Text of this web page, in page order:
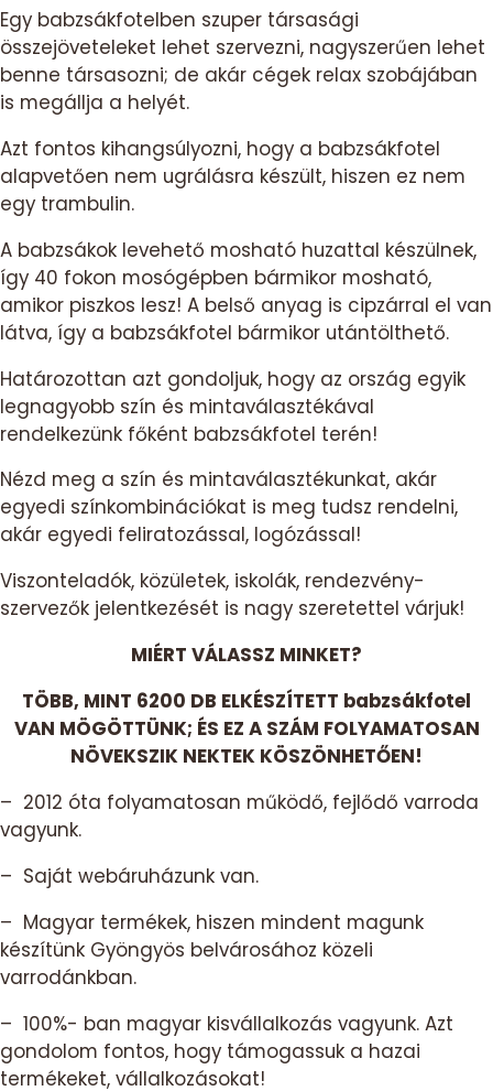
Egy babzsákfotelben szuper társasági
összejöveteleket lehet szervezni, nagyszerűen lehet
benne társasozni; de akár cégek relax szobájában
is megállja a helyét.
Azt fontos kihangsúlyozni, hogy a babzsákfotel
alapvetően nem ugrálásra készült, hiszen ez nem
egy trambulin.
A babzsákok levehető mosható huzattal készülnek,
így 40 fokon mosógépben bármikor mosható,
amikor piszkos lesz! A belső anyag is cipzárral el van
látva, így a babzsákfotel bármikor utántölthető.
Határozottan azt gondoljuk, hogy az ország egyik
legnagyobb szín és mintaválasztékával
rendelkezünk főként babzsákfotel terén!
Nézd meg a szín és mintaválasztékunkat, akár
egyedi színkombinációkat is meg tudsz rendelni,
akár egyedi feliratozással, logózással!
Viszonteladók, közületek, iskolák, rendezvény-
szervezők jelentkezését is nagy szeretettel várjuk!
MIÉRT VÁLASSZ MINKET?
TÖBB, MINT 6200 DB ELKÉSZÍTETT babzsákfotel
VAN MÖGÖTTÜNK; ÉS EZ A SZÁM FOLYAMATOSAN
NÖVEKSZIK NEKTEK KÖSZÖNHETŐEN!
– 2012 óta folyamatosan működő, fejlődő varroda
vagyunk.
– Saját webáruházunk van.
– Magyar termékek, hiszen mindent magunk
készítünk Gyöngyös belvárosához közeli
varrodánkban.
– 100%- ban magyar kisvállalkozás vagyunk. Azt
gondolom fontos, hogy támogassuk a hazai
termékeket, vállalkozásokat!